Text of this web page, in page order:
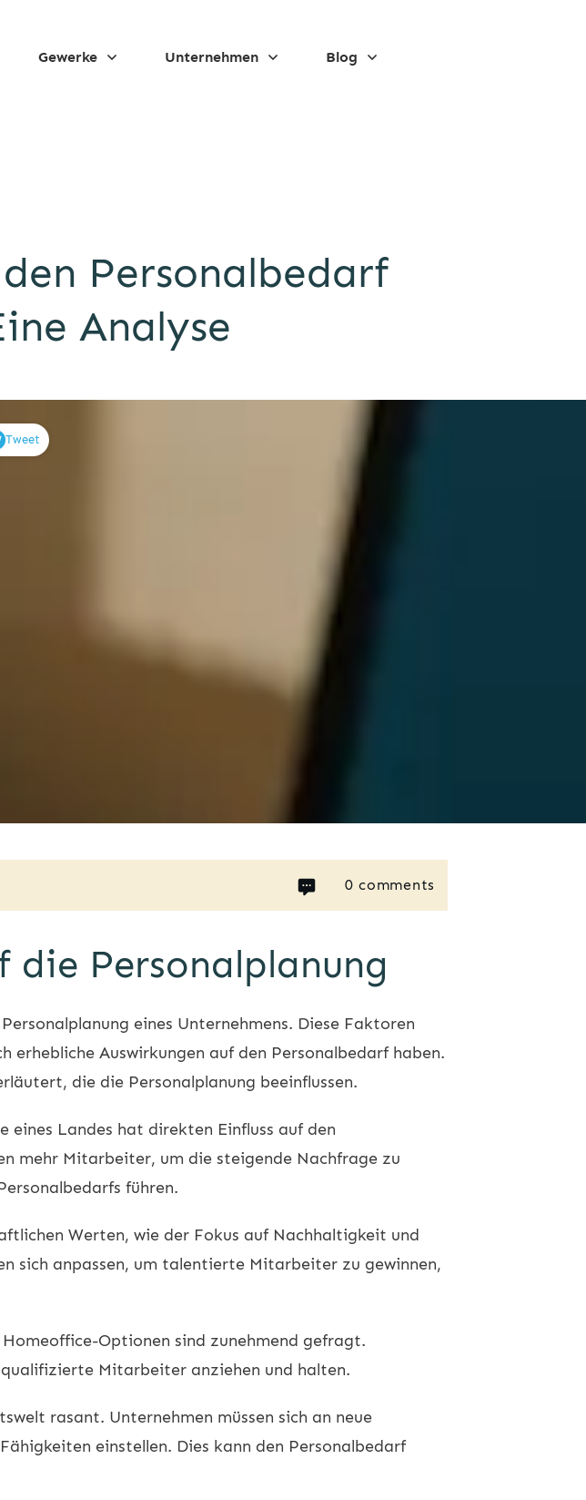
Gewerke Unternehmen Blog
Personalbedarf
Analyse
Tweet
0 comments
die Personalplanung
eines Unternehmens. Diese Faktoren
Auswirkungen auf den Personalbedarf haben.
die die Personalplanung beeinflussen.
eines Landes hat direkten Einfluss auf den
mehr Mitarbeiter, um die steigende Nachfrage zu
führen.
Werten, wie der Fokus auf Nachhaltigkeit und
sich anpassen, um talentierte Mitarbeiter zu gewinnen,
Optionen sind zunehmend gefragt.
Mitarbeiter anziehen und halten.
rasant. Unternehmen müssen sich an neue
einstellen. Dies kann den Personalbedarf